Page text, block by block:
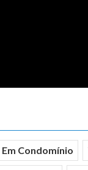
Em Condomínio